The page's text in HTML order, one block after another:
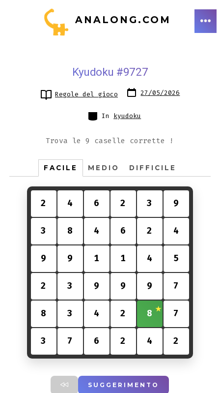
ANALONG.COM
Kyudoku #9727
Regole del gioco
Data
articolo
27/05/2026
Categorie
In kyudoku
Trova le 9 caselle corrette !
FACILE MEDIO DIFFICILE
2 4 6 2 3 9
3 8 4 6 2 4
9 9 1 1 4 5
2 3 9 9 9 7
8 3 4 2 8 7
3 7 6 2 4 2
SUGGERIMENTO